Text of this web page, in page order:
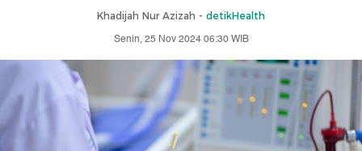
Khadijah Nur Azizah - detikHealth
Senin, 25 Nov 2024 06:30 WIB